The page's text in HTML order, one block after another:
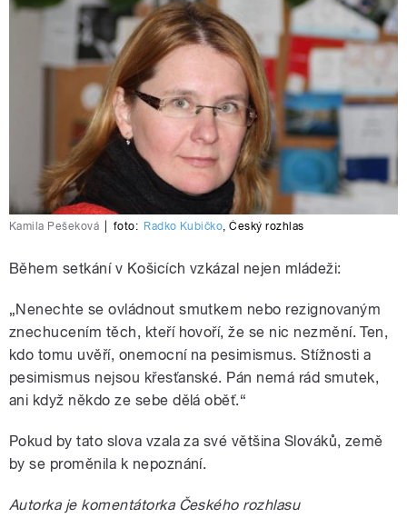
Kamila Pešeková foto: Radko Kubičko,Český rozhlas
Během setkání v Košicích vzkázal nejen mládeži:
„Nenechte se ovládnout smutkem nebo rezignovaným
znechucením těch, kteří hovoří, že se nic nezmění. Ten,
kdo tomu uvěří, onemocní na pesimismus. Stížnosti a
pesimismus nejsou křesťanské. Pán nemá rád smutek,
ani když někdo ze sebe dělá oběť.“
Pokud by tato slova vzala za své většina Slováků, země
by se proměnila k nepoznání.
Autorka je komentátorka Českého rozhlasu